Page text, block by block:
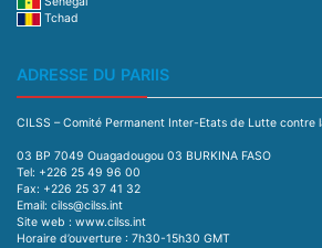
Tchad
ADRESSE DU PARIIS
CILSS – Comité Permanent Inter-Etats de Lutte contre
03 BP 7049 Ouagadougou 03 BURKINA FASO
Tel: +226 25 49 96 00
Fax: +226 25 37 41 32
Email: cilss@cilss.int
Site web : www.cilss.int
Horaire d’ouverture : 7h30-15h30 GMT